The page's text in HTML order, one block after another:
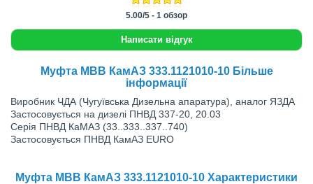
5.00/5 - 1 обзор
Написати відгук
Муфта МВВ КамАЗ 333.1121010-10 Більше
інформації
Виробник ЧДА (Чугуївська Дизельна апаратура), аналог ЯЗДА
Застосовується нa дизeлі ПНВД 337-20, 20.03
Серія ПНВД КаМАЗ (33..333..337..740)
Застосовується ПНВД КамАЗ EURO
Муфта МВВ КамАЗ 333.1121010-10 Характеристики